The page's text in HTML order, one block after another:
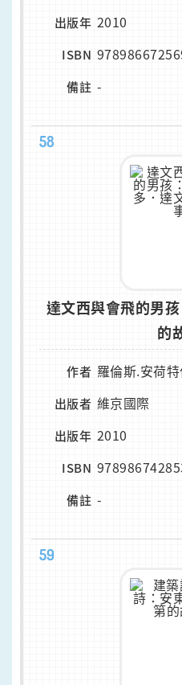
出版年 2010
ISBN
備註 -
58
達文西與會飛的男
的
作者 羅倫斯.安荷
出版者 維京國際
出版年 2010
ISBN
備註 -
59